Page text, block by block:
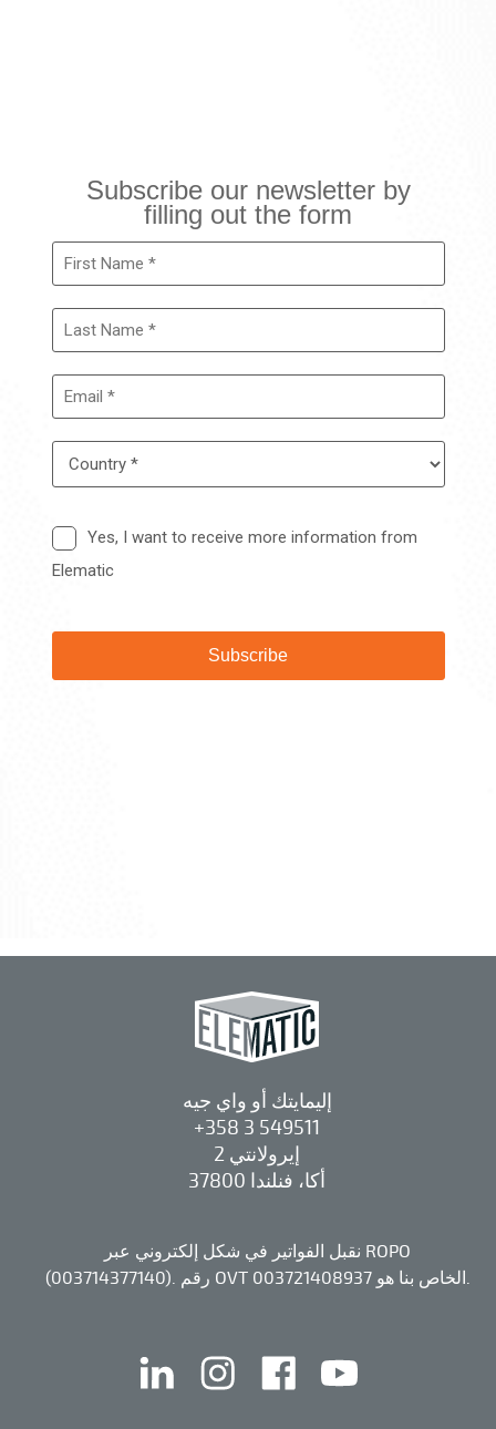
إليمايتك أو واي جيه
+358 3 549511
إيرولانتي 2
37800 أكا، فنلندا
نقبل الفواتير في شكل إلكتروني عبر ROPO
(003714377140). رقم OVT الخاص بنا هو 003721408937.
لينكد إن إنستقرام الفيس بوك